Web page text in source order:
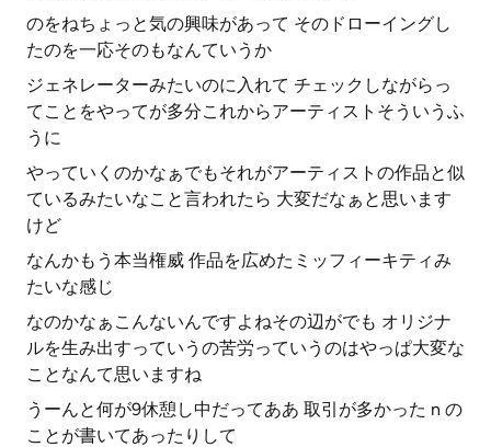
のをねちょっと気の興味があって そのドローイングし
たのを一応そのもなんていうか
ジェネレーターみたいのに入れて チェックしながらっ
てことをやってが多分これからアーティストそういうふ
うに
やっていくのかなぁでもそれがアーティストの作品と似
ているみたいなこと言われたら 大変だなぁと思います
けど
なんかもう本当権威 作品を広めたミッフィーキティみ
たいな感じ
なのかなぁこんないんですよねその辺がでも オリジナ
ルを生み出すっていうの苦労っていうのはやっぱ大変な
ことなんて思いますね
うーんと何が9休憩し中だってああ 取引が多かった n の
ことが書いてあったりして